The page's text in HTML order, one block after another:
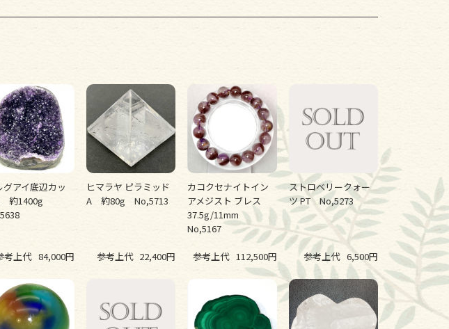
グアイ底辺カッ
約1400g
考上代 84,000円
ヒマラヤ ピラミッド
A 約80g No,5713
参考上代 22,400円
カコクセナイトイン
アメジスト ブレス
37.5g/11mm
No,5167
参考上代 112,500円
ストロベリークォー
ツ PT No,5273
参考上代 6,500円